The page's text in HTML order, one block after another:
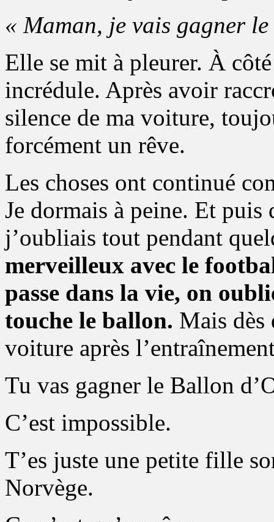
« Maman, je vais gagner
Elle se mit à pleurer. À
incrédule. Après avoir
silence de ma voiture,
forcément un rêve.
Les choses ont continué
Je dormais à peine. Et puis
j’oubliais tout pendant
merveilleux avec le
passe dans la vie, on
touche le ballon. Mais dès
voiture après
Tu vas gagner le Ballon
C’est impossible.
T’es juste une petite fille
Norvège.